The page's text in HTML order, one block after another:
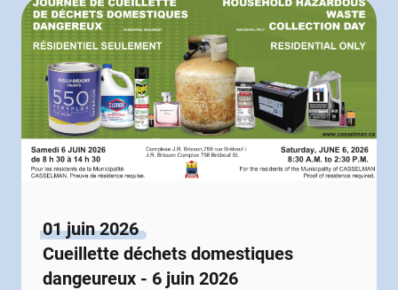
01 juin 2026
Cueillette déchets domestiques
dangeureux - 6 juin 2026